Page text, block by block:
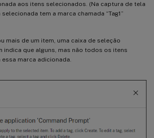
aos itens selecionados. (Na captura de tela
tem a marca chamada “Tag1”
mais de um item, uma caixa de seleção
indica que alguns, mas não todos os itens
marca adicionada.